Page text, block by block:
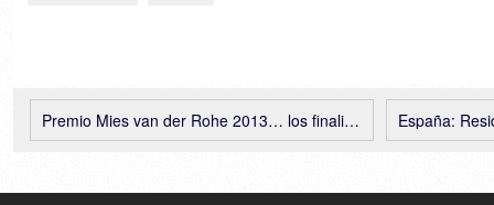
España: Residencia
Premio Mies van der Rohe 2013… los finalistas